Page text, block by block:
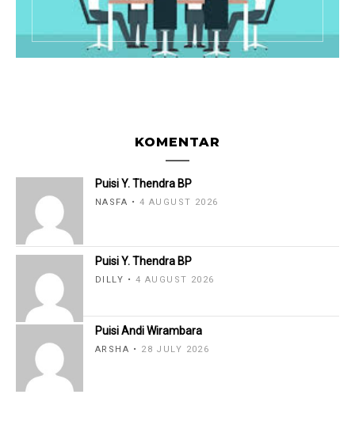
KOMENTAR
Puisi Y. Thendra BP
NASFA 4 AUGUST 2026
Puisi Y. Thendra BP
DILLY 4 AUGUST 2026
Puisi Andi Wirambara
ARSHA 28 JULY 2026